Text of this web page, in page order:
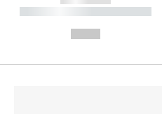
----------- ----------- --------